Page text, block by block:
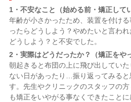
1・不安なこと（始める前・矯正して
年齢が小さかったため、装置を付け
ったらどうしよう？やめたいと言わ
どうしよう？と不安でした。
2・実際はどうだったか？（矯正をや
朝起きると布団の上に飛び出してい
ない日があったり…振り返ってみると
す。先生やクリニックのスタッフの
も矯正をいやがる事なくできたこと